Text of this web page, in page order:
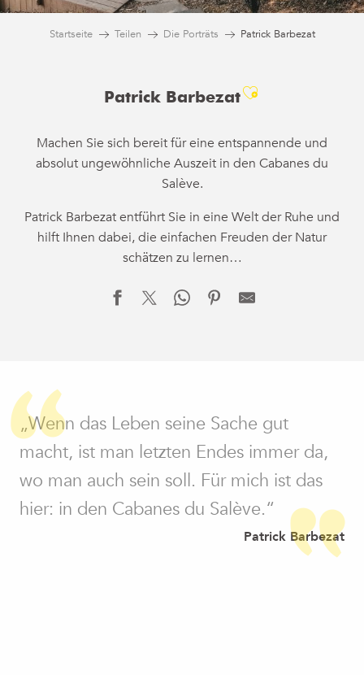
Startseite Teilen Die Porträts Patrick Barbezat
Patrick BarbezatAjouter aux
Machen Sie sich bereit für eine entspannende und
absolut ungewöhnliche Auszeit in den Cabanes du
Salève.
Patrick Barbezat entführt Sie in eine Welt der Ruhe und
hilft Ihnen dabei, die einfachen Freuden der Natur
schätzen zu lernen…
„Wenn das Leben seine Sache gut
macht, ist man letzten Endes immer da,
wo man auch sein soll. Für mich ist das
hier: in den Cabanes du Salève.“
Patrick Barbezat